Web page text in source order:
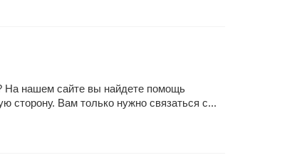
На нашем сайте вы найдете помощь
сторону. Вам только нужно связаться с...